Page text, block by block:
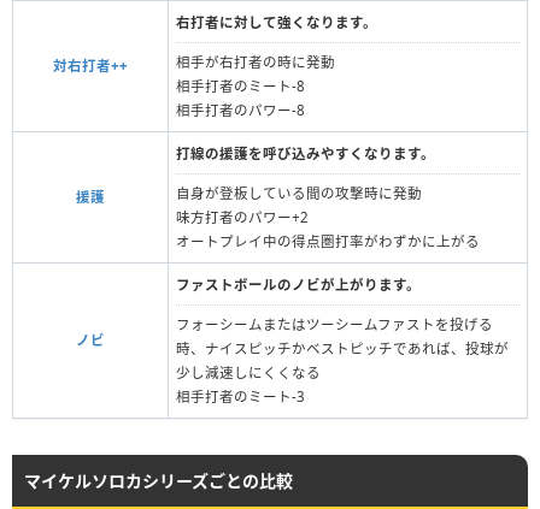
対右打者++
右打者に対して強くなります。
相手が右打者の時に発動
相手打者のミート-8
相手打者のパワー-8
援護
打線の援護を呼び込みやすくなります。
自身が登板している間の攻撃時に発動
味方打者のパワー+2
オートプレイ中の得点圏打率がわずかに上がる
ノビ
ファストボールのノビが上がります。
フォーシームまたはツーシームファストを投げる
時、ナイスピッチかベストピッチであれば、投球が
少し減速しにくくなる
相手打者のミート-3
マイケルソロカシリーズごとの比較